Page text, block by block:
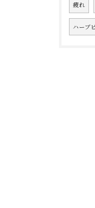
疲れ
ハーブ